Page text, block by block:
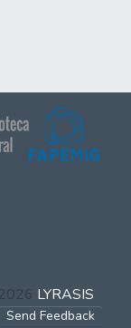
LYRASIS
Send Feedback